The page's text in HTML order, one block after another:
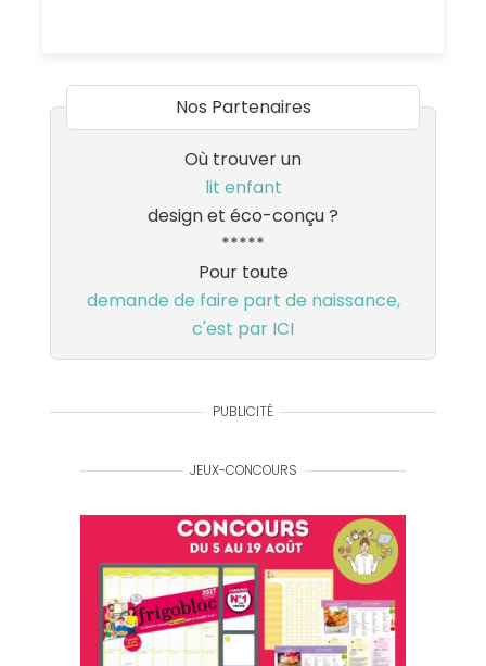
Nos Partenaires
Où trouver un
lit enfant
design et éco-conçu ?
*****
Pour toute
demande de faire part de naissance,
c'est par ICI
PUBLICITÉ
JEUX-CONCOURS